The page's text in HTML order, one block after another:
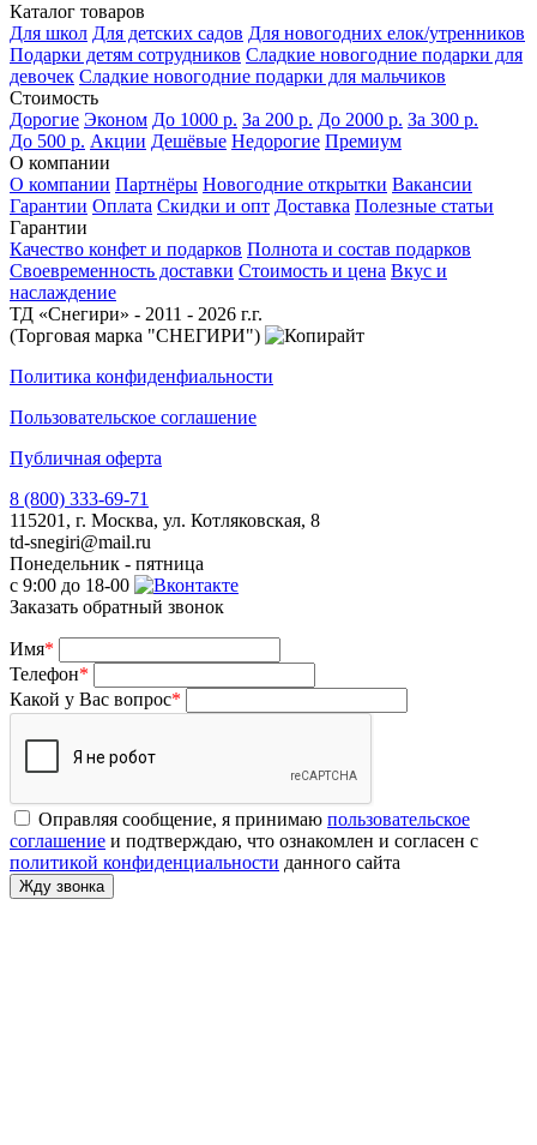
Каталог товаров
Для школ Для детских садов Для новогодних елок/утренников
Подарки детям сотрудников Сладкие новогодние подарки для
девочек Сладкие новогодние подарки для мальчиков
Стоимость
Дорогие Эконом До 1000 р. За 200 р. До 2000 р. За 300 р.
До 500 р. Акции Дешёвые Недорогие Премиум
О компании
О компании Партнёры Новогодние открытки Вакансии
Гарантии Оплата Скидки и опт Доставка Полезные статьи
Гарантии
Качество конфет и подарков Полнота и состав подарков
Своевременность доставки Стоимость и цена Вкус и
наслаждение
ТД «Снегири» - 2011 - 2026 г.г.
(Торговая марка "СНЕГИРИ")
Политика конфиденфиальности
Пользовательское соглашение
Публичная оферта
8 (800) 333-69-71
115201, г. Москва, ул. Котляковская, 8
td-snegiri@mail.ru
Понедельник - пятница
с 9:00 до 18-00
Заказать обратный звонок
Имя*
Телефон*
Какой у Вас вопрос*
Оправляя сообщение, я принимаю пользовательское
соглашение и подтверждаю, что ознакомлен и согласен с
политикой конфиденциальности данного сайта